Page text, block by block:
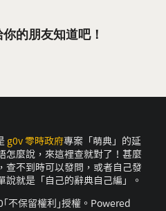
的朋友知道吧！
g0v 零時政府專案「萌典」的延
怎麼說，來這裡查就對了！甚麼
查不到時可以發問，或者自己發
說就是「自己的辭典自己編」。
不保留權利｣授權。Powered